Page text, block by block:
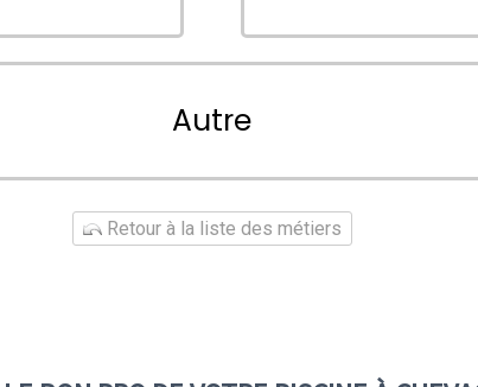
Autre
Retour à la liste des métiers